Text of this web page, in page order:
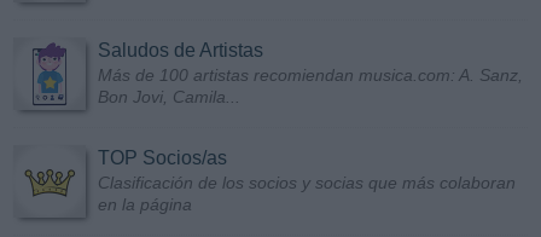
Saludos de Artistas
Más de 100 artistas recomiendan musica.com: A. Sanz,
Bon Jovi, Camila...
TOP Socios/as
Clasificación de los socios y socias que más colaboran
en la página